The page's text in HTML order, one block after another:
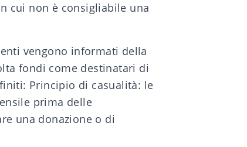
cui non è consigliabile una
vengono informati della
fondi come destinatari di
Principio di casualità: le
prima delle
una donazione o di